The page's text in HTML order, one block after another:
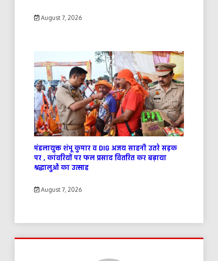
August 7, 2026
मंडलायुक्त शंभू कुमार व DIG अजय साहनी उतरे सड़क
पर , कांवरियों पर फल प्रसाद वितरित कर बढ़ाया
श्रद्धालुओं का उत्साह
August 7, 2026